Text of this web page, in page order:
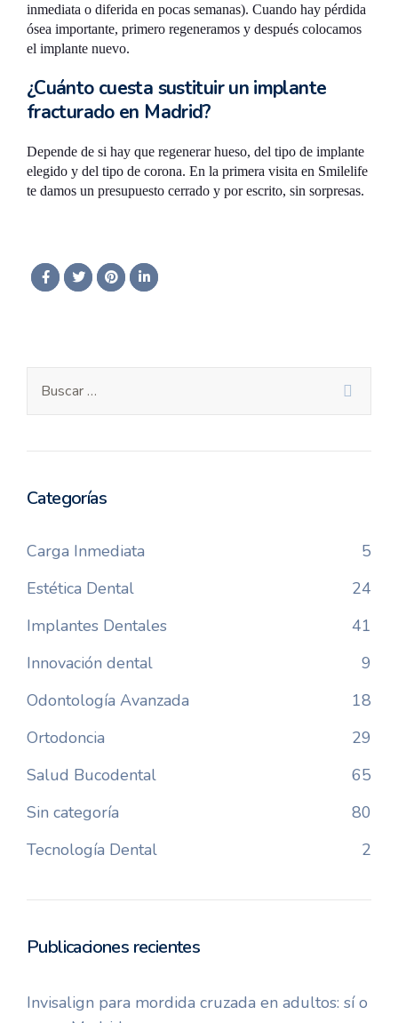
inmediata o diferida en pocas semanas). Cuando hay pérdida
ósea importante, primero regeneramos y después colocamos
el implante nuevo.
¿Cuánto cuesta sustituir un implante
fracturado en Madrid?
Depende de si hay que regenerar hueso, del tipo de implante
elegido y del tipo de corona. En la primera visita en Smilelife
te damos un presupuesto cerrado y por escrito, sin sorpresas.
Categorías
Carga Inmediata
5
Estética Dental
24
Implantes Dentales
41
Innovación dental
9
Odontología Avanzada
18
Ortodoncia
29
Salud Bucodental
65
Sin categoría
80
Tecnología Dental
2
Publicaciones recientes
Invisalign para mordida cruzada en adultos: sí o